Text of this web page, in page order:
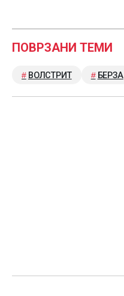
ПОВРЗАНИ ТЕМИ
ВОЛСТРИТ БЕРЗА